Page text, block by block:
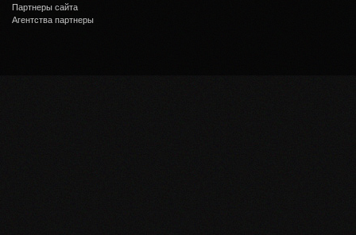
Партнеры сайта
Агентства партнеры